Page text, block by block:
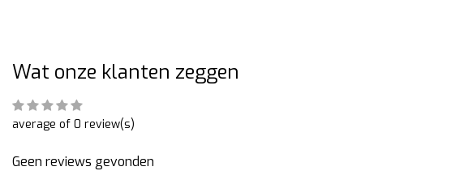
Wat onze klanten zeggen
average of 0 review(s)
Geen reviews gevonden